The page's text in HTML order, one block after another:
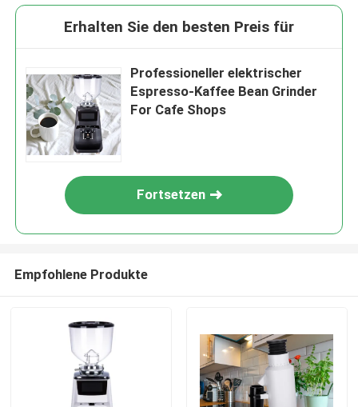
Erhalten Sie den besten Preis für
Professioneller elektrischer
Espresso-Kaffee Bean Grinder
For Cafe Shops
Fortsetzen
Empfohlene Produkte